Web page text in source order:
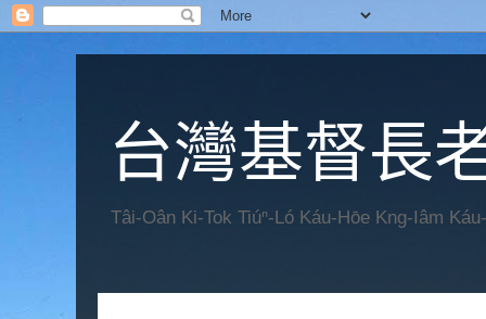
台灣基督長
Tâi-Oân Ki-Tok Tiúⁿ-Ló Káu-Hōe Kng-Iâm